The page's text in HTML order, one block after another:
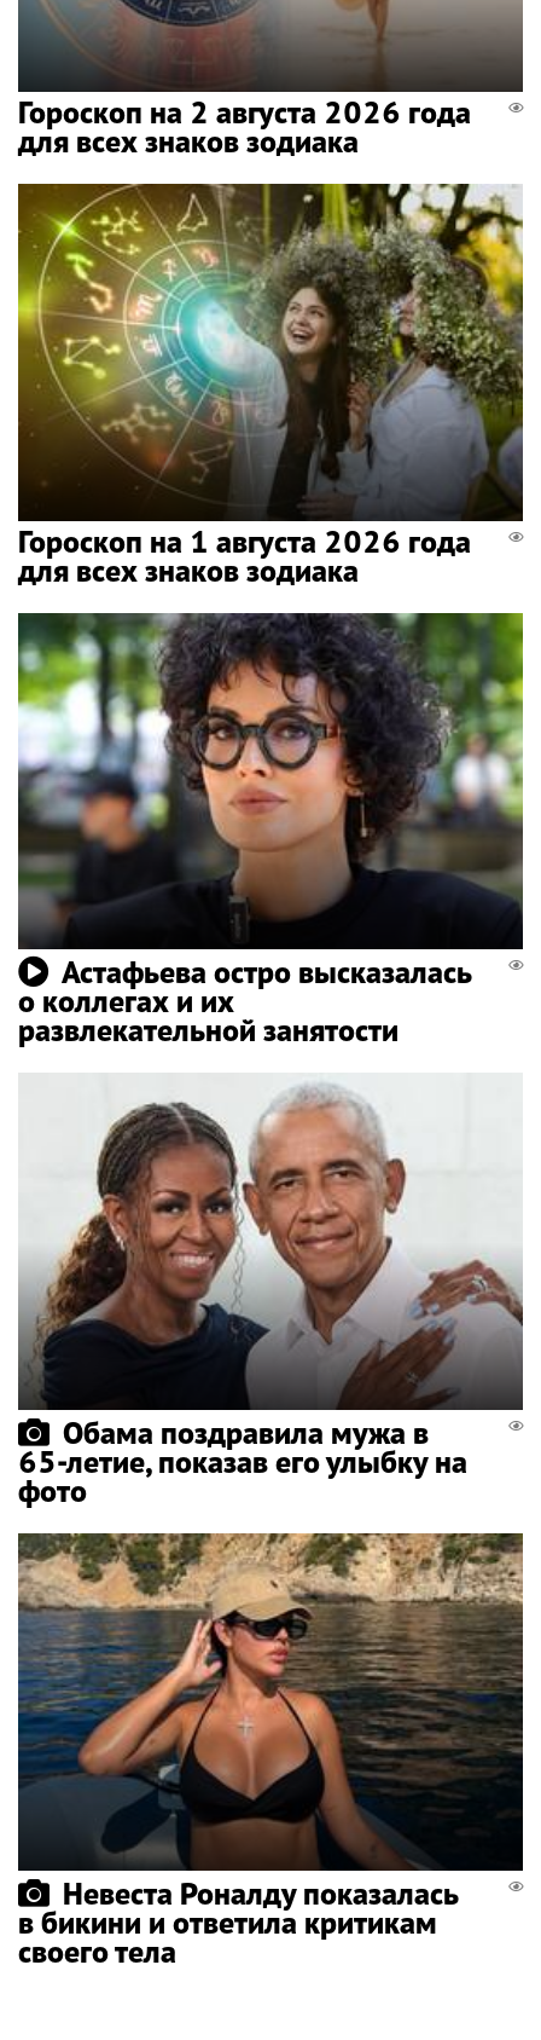
Гороскоп на 2 августа 2026 года
для всех знаков зодиака
Гороскоп на 1 августа 2026 года
для всех знаков зодиака
Астафьева остро высказалась
о коллегах и их
развлекательной занятости
Обама поздравила мужа в
65-летие, показав его улыбку на
фото
Невеста Роналду показалась
в бикини и ответила критикам
своего тела